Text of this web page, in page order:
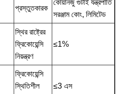
প্রস্তুতকারক
কোয়ানজু গুটাই যন্ত্রপাতি
সরঞ্জাম কোং, লিমিটেড
স্থির রাষ্ট্রের
ফ্রিকোয়েন্সি
নিয়ন্ত্রণ
≤1%
ফ্রিকোয়েন্সি
স্থিতিশীল
≤3 এস